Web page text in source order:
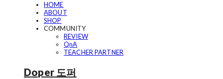
HOME
ABOUT
SHOP
COMMUNITY
REVIEW
QnA
TEACHER PARTNER
Doper 도퍼